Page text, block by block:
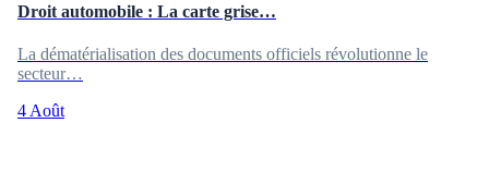
Droit automobile : La carte grise…
La dématérialisation des documents officiels révolutionne le
secteur…
4 Août